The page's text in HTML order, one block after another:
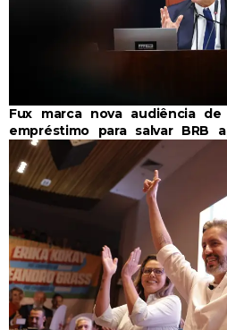
Fux marca nova audiência
empréstimo para salvar BRB